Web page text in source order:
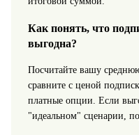
Как понять, что
выгодна?
Посчитайте вашу
сравните с ценой
платные опции. Если
"идеальном" сценарии,